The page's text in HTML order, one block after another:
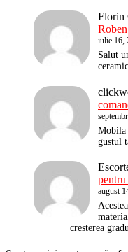
Florin
Roben
iulie 16,
Salut
Mobila
gustul
august
cresterea